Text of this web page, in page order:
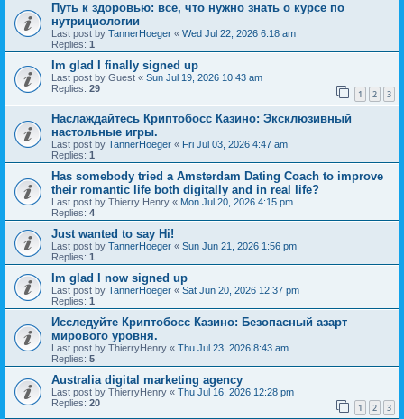
Путь к здоровью: все, что нужно знать о курсе по
нутрициологии
Last post by TannerHoeger « Wed Jul 22, 2026 6:18 am
Replies: 1
Im glad I finally signed up
Last post by Guest « Sun Jul 19, 2026 10:43 am
Replies: 29 1 2 3
Наслаждайтесь Криптобосс Казино: Эксклюзивный
настольные игры.
Last post by TannerHoeger « Fri Jul 03, 2026 4:47 am
Replies: 1
Has somebody tried a Amsterdam Dating Coach to improve
their romantic life both digitally and in real life?
Last post by Thierry Henry « Mon Jul 20, 2026 4:15 pm
Replies: 4
Just wanted to say Hi!
Last post by TannerHoeger « Sun Jun 21, 2026 1:56 pm
Replies: 1
Im glad I now signed up
Last post by TannerHoeger « Sat Jun 20, 2026 12:37 pm
Replies: 1
Исследуйте Криптобосс Казино: Безопасный азарт
мирового уровня.
Last post by ThierryHenry « Thu Jul 23, 2026 8:43 am
Replies: 5
Australia digital marketing agency
Last post by ThierryHenry « Thu Jul 16, 2026 12:28 pm
Replies: 20 1 2 3